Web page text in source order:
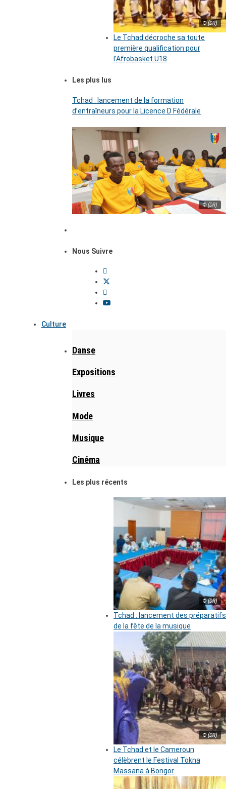
© (DR)
Le Tchad décroche sa toute
première qualification pour
l’Afrobasket U18
Les plus lus
Tchad : lancement de la formation
d’entraîneurs pour la Licence D Fédérale
© (DR)
Nous Suivre
Culture
Danse
Expositions
Livres
Mode
Musique
Cinéma
Les plus récents
© (DR)
Tchad : lancement des préparatifs
de la fête de la musique
© (DR)
Le Tchad et le Cameroun
célèbrent le Festival Tokna
Massana à Bongor